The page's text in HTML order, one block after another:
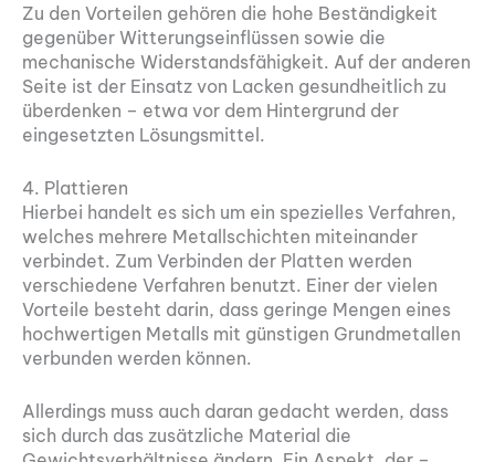
Zu den Vorteilen gehören die hohe Beständigkeit
gegenüber Witterungseinflüssen sowie die
mechanische Widerstandsfähigkeit. Auf der anderen
Seite ist der Einsatz von Lacken gesundheitlich zu
überdenken – etwa vor dem Hintergrund der
eingesetzten Lösungsmittel.
4. Plattieren
Hierbei handelt es sich um ein spezielles Verfahren,
welches mehrere Metallschichten miteinander
verbindet. Zum Verbinden der Platten werden
verschiedene Verfahren benutzt. Einer der vielen
Vorteile besteht darin, dass geringe Mengen eines
hochwertigen Metalls mit günstigen Grundmetallen
verbunden werden können.
Allerdings muss auch daran gedacht werden, dass
sich durch das zusätzliche Material die